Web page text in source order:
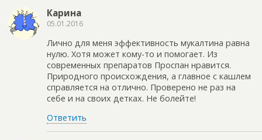
Карина
05.01.2016
Лично для меня эффективность мукалтина равна
нулю. Хотя может кому-то и помогает. Из
современных препаратов Проспан нравится.
Природного происхождения, а главное с кашлем
справляется на отлично. Проверено не раз на
себе и на своих детках. Не болейте!
Ответить